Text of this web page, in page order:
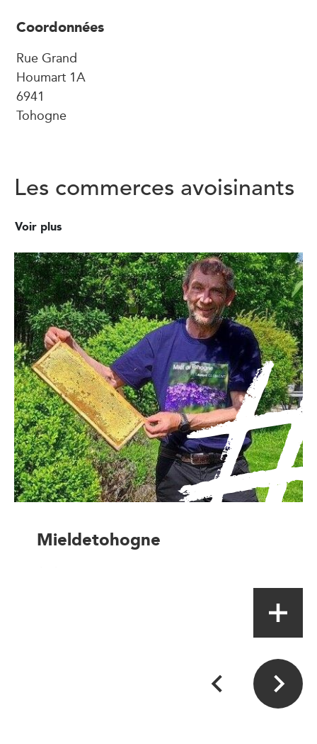
Coordonnées
Rue Grand
Houmart 1A
6941
Tohogne
Les commerces avoisinants
Voir plus
Mieldetohogne